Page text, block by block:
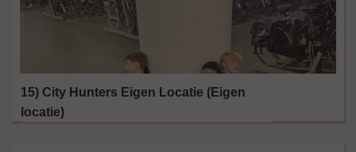
15) City Hunters Eigen Locatie (Eigen
locatie)